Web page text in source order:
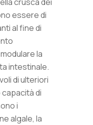
essere di
al fine di
la
intestinale.
di ulteriori
di
i
algale, la